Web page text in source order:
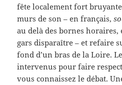
fête localement fort
murs de son – en français,
au delà des bornes
gars disparaître – et refaire
fond d’un bras de la Loire.
intervenus pour faire
vous connaissez le débat.